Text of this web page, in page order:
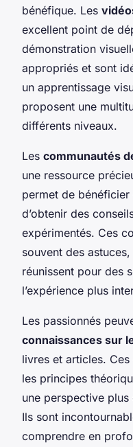
bénéfique. Les
excellent point de
démonstration
appropriés et sont
un apprentissage
proposent une
différents niveaux.
Les communautés
une ressource
permet de bénéficier
d’obtenir des
expérimentés. Ces
souvent des
réunissent pour des
l’expérience plus
Les passionnés
connaissances sur
livres et articles.
les principes
une perspective
Ils sont
comprendre en